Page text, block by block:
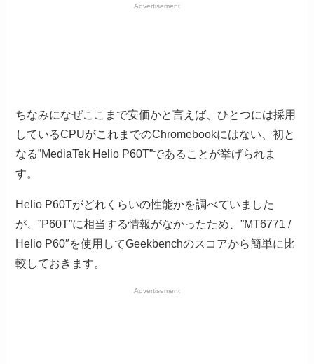
Advertisement
ちなみになぜここまで安価かと言えば、ひとつには採用
しているCPUがこれまでのChromebookにはない、初と
なる”MediaTek Helio P60T”であることが挙げられま
す。
Helio P60Tがどれくらいの性能かを調べていました
が、”P60T”に相当する情報がなかったため、”MT6771 /
Helio P60″を使用してGeekbenchのスコアから簡単に比
較しておきます。
Advertisement